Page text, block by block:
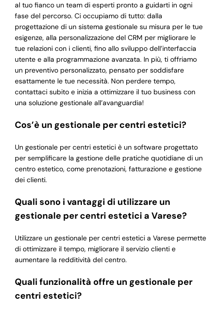
al tuo fianco un team di esperti pronto a guidarti in ogni
fase del percorso. Ci occupiamo di tutto: dalla
progettazione di un sistema gestionale su misura per le tue
esigenze, alla personalizzazione del CRM per migliorare le
tue relazioni con i clienti, fino allo sviluppo dell’interfaccia
utente e alla programmazione avanzata. In più, ti offriamo
un preventivo personalizzato, pensato per soddisfare
esattamente le tue necessità. Non perdere tempo,
contattaci subito e inizia a ottimizzare il tuo business con
una soluzione gestionale all’avanguardia!
Cos’è un gestionale per centri estetici?
Un gestionale per centri estetici è un software progettato
per semplificare la gestione delle pratiche quotidiane di un
centro estetico, come prenotazioni, fatturazione e gestione
dei clienti.
Quali sono i vantaggi di utilizzare un
gestionale per centri estetici a Varese?
Utilizzare un gestionale per centri estetici a Varese permette
di ottimizzare il tempo, migliorare il servizio clienti e
aumentare la redditività del centro.
Quali funzionalità offre un gestionale per
centri estetici?